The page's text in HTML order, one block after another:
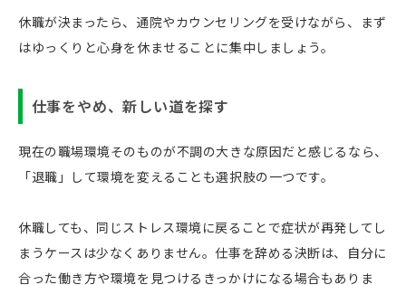
休職が決まったら、通院やカウンセリングを受けながら、まず
はゆっくりと心身を休ませることに集中しましょう。
仕事をやめ、新しい道を探す
現在の職場環境そのものが不調の大きな原因だと感じるなら、
「退職」して環境を変えることも選択肢の一つです。
休職しても、同じストレス環境に戻ることで症状が再発してし
まうケースは少なくありません。仕事を辞める決断は、自分に
合った働き方や環境を見つけるきっかけになる場合もありま